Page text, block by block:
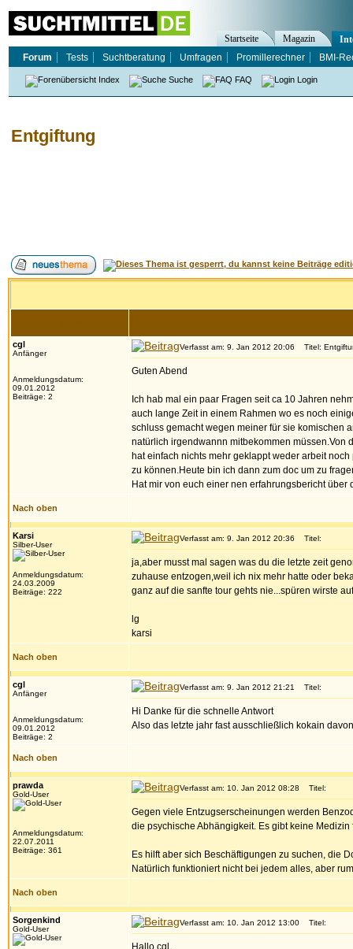
Entgiftung
cgl
Anfänger
Anmeldungsdatum:
09.01.2012
Beiträge: 2
Verfasst am: 9. Jan 2012 20:06 Titel:
Guten Abend
Ich hab mal ein paar Fragen seit ca 10 Jahren
auch lange Zeit in einem Rahmen wo es noch
schluss gemacht wegen meiner für sie komischen
natürlich irgendwannn mitbekommen müssen.Von
hat einfach nichts mehr geklappt weder arbeit
zu können.Heute bin ich dann zum doc um zu
Hat mir von euch einer nen erfahrungsbericht
Nach oben
Karsi
Silber-User
Anmeldungsdatum:
24.03.2009
Beiträge: 222
Verfasst am: 9. Jan 2012 20:36 Titel:
ja,aber musst mal sagen was du die letzte zeit
zuhause entzogen,weil ich nix mehr hatte oder
ganz auf die sanfte tour gehts nie...spüren wirste
lg
karsi
Nach oben
cgl
Anfänger
Anmeldungsdatum:
09.01.2012
Beiträge: 2
Verfasst am: 9. Jan 2012 21:21 Titel:
Hi Danke für die schnelle Antwort
Also das letzte jahr fast ausschließlich kokain
Nach oben
prawda
Gold-User
Anmeldungsdatum:
22.07.2011
Beiträge: 361
Verfasst am: 10. Jan 2012 08:28 Titel:
Gegen viele Entzugserscheinungen werden
die psychische Abhängigkeit. Es gibt keine
Es hilft aber sich Beschäftigungen zu suchen, die
Natürlich funktioniert nicht bei jedem alles, aber
Nach oben
Sorgenkind
Gold-User
Verfasst am: 10. Jan 2012 13:00 Titel:
Hallo cgl,
Startseite Magazin
Forum
Tests Suchtberatung Umfragen Promillerechner BMI-
Index Suche FAQ Login